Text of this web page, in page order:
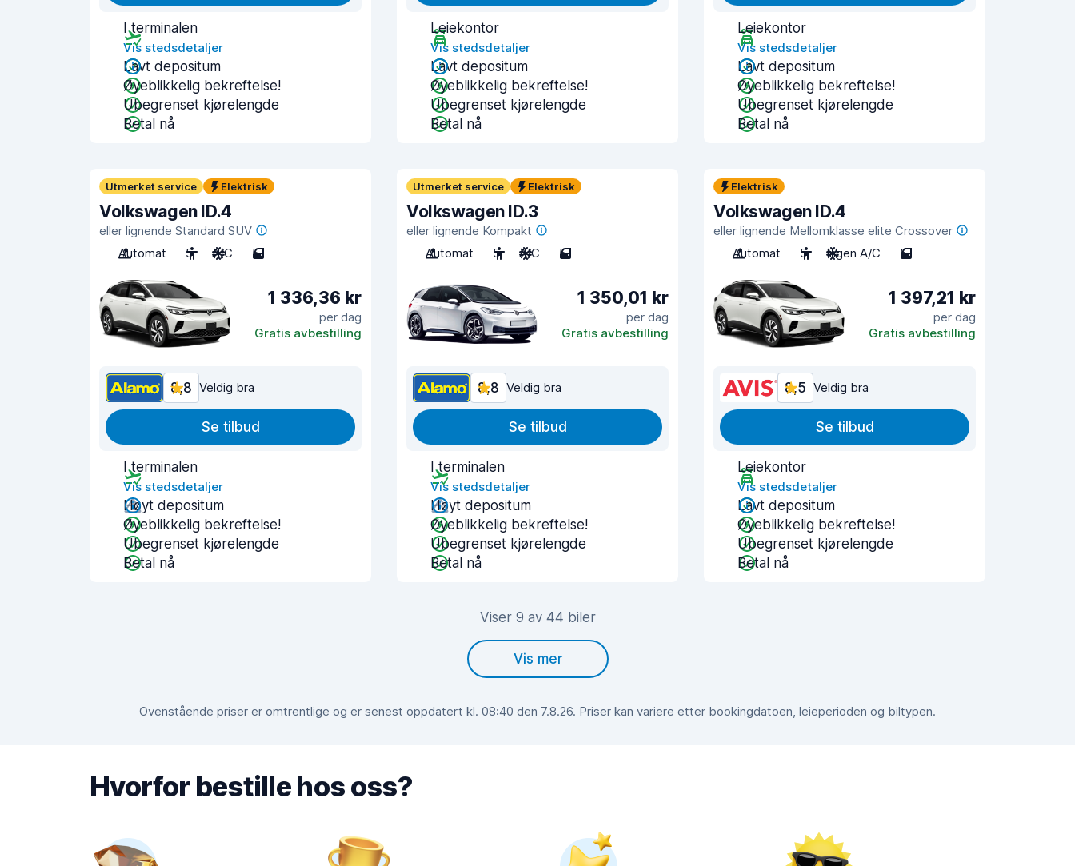
I terminalen
Vis stedsdetaljer
Lavt depositum
Øyeblikkelig bekreftelse!
Ubegrenset kjørelengde
Betal nå
Leiekontor
Vis stedsdetaljer
Lavt depositum
Øyeblikkelig bekreftelse!
Ubegrenset kjørelengde
Betal nå
Leiekontor
Vis stedsdetaljer
Lavt depositum
Øyeblikkelig bekreftelse!
Ubegrenset kjørelengde
Betal nå
Utmerket service Elektrisk
Volkswagen ID.4
eller lignende Standard SUV
Automat
5 A/C 5
1 336,36 kr
per dag
Gratis avbestilling
8,8 Veldig bra
Se tilbud
I terminalen
Vis stedsdetaljer
Høyt depositum
Øyeblikkelig bekreftelse!
Ubegrenset kjørelengde
Betal nå
Utmerket service Elektrisk
Volkswagen ID.3
eller lignende Kompakt
Automat
5 A/C 5
1 350,01 kr
per dag
Gratis avbestilling
8,8 Veldig bra
Se tilbud
I terminalen
Vis stedsdetaljer
Høyt depositum
Øyeblikkelig bekreftelse!
Ubegrenset kjørelengde
Betal nå
Elektrisk
Volkswagen ID.4
eller lignende Mellomklasse elite Crossover
Automat
5 Ingen A/C 5
1 397,21 kr
per dag
Gratis avbestilling
8,5 Veldig bra
Se tilbud
Leiekontor
Vis stedsdetaljer
Lavt depositum
Øyeblikkelig bekreftelse!
Ubegrenset kjørelengde
Betal nå
Viser 9 av 44 biler
Vis mer
Ovenstående priser er omtrentlige og er senest oppdatert kl. 08:40 den 7.8.26. Priser kan variere etter bookingdatoen, leieperioden og biltypen.
Hvorfor bestille hos oss?